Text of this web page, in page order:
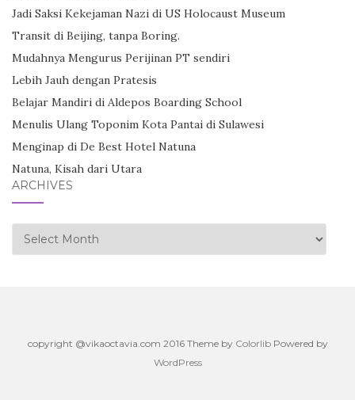
Jadi Saksi Kekejaman Nazi di US Holocaust Museum
Transit di Beijing, tanpa Boring.
Mudahnya Mengurus Perijinan PT sendiri
Lebih Jauh dengan Pratesis
Belajar Mandiri di Aldepos Boarding School
Menulis Ulang Toponim Kota Pantai di Sulawesi
Menginap di De Best Hotel Natuna
Natuna, Kisah dari Utara
ARCHIVES
Archives
copyright @vikaoctavia.com 2016 Theme by ColorlibPowered by
WordPress